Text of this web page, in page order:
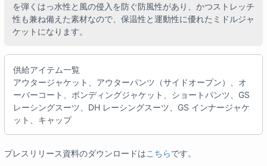
を弾くはっ水性と風の侵入を防ぐ防風性があり、かつストレッチ
性も兼ね備えた素材なので、保温性と運動性に優れたミドルジャ
ケットになります。
供給アイテム一覧
アウタージャケット、アウターパンツ（サイドオープン）、オ
ーバーコート、ボンディングジャケット、ショートパンツ、GS
レーシングスーツ、DH レーシングスーツ、GS インナージャケ
ット、キャップ
プレスリリース資料のダウンロードはこちらです。